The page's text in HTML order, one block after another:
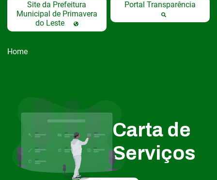
Site da Prefeitura
Municipal de Primavera
do Leste
Portal Transparência
Home
Carta de
Serviços